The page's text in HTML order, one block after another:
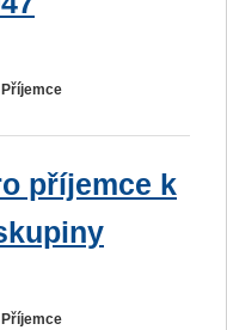
Příjemce
příjemce k
Příjemce